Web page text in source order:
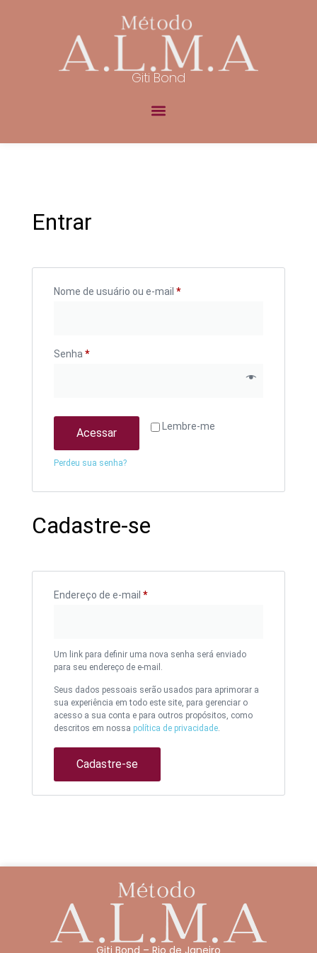
Giti Bond
Entrar
Nome de usuário ou e-mail *
Senha *
Lembre-me
Acessar
Perdeu sua senha?
Cadastre-se
Endereço de e-mail *
Um link para definir uma nova senha será enviado
para seu endereço de e-mail.
Seus dados pessoais serão usados para aprimorar a
sua experiência em todo este site, para gerenciar o
acesso a sua conta e para outros propósitos, como
descritos em nossa política de privacidade.
Cadastre-se
Giti Bond – Rio de Janeiro